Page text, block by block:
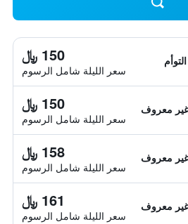
150 ﷼
سعر الليلة شامل الرسوم
غير معروف 150 ﷼
سعر الليلة شامل الرسوم
غير معروف 158 ﷼
سعر الليلة شامل الرسوم
غير معروف 161 ﷼
سعر الليلة شامل الرسوم